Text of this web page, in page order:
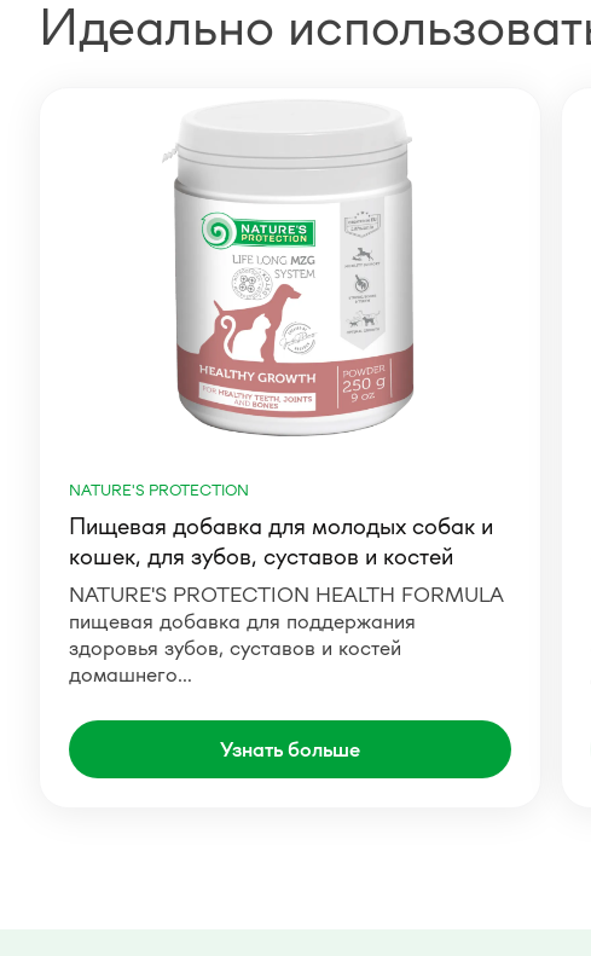
Идеально
NATURE'S PROTECTION
Пищевая добавка для молодых собак и
кошек, для зубов, суставов и костей
NATURE'S PROTECTION HEALTH FORMULA
пищевая добавка для поддержания
здоровья зубов, суставов и костей
домашнего…
Узнать больше